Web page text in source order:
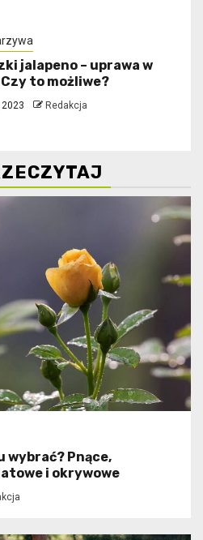
jalapeno – uprawa w
to możliwe?
Redakcja
wybrać? Pnące,
i okrywowe